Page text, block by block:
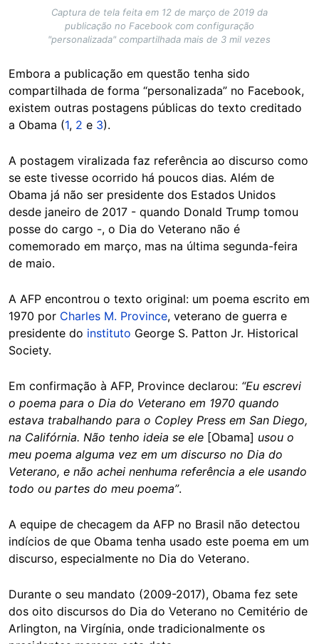
Captura de tela feita em 12 de março de 2019 da
publicação no Facebook com configuração
"personalizada" compartilhada mais de 3 mil vezes
Embora a publicação em questão tenha sido
compartilhada de forma “personalizada” no Facebook,
existem outras postagens públicas do texto creditado
a Obama (1, 2 e 3).
A postagem viralizada faz referência ao discurso como
se este tivesse ocorrido há poucos dias. Além de
Obama já não ser presidente dos Estados Unidos
desde janeiro de 2017 - quando Donald Trump tomou
posse do cargo -, o Dia do Veterano não é
comemorado em março, mas na última segunda-feira
de maio.
A AFP encontrou o texto original: um poema escrito em
1970 por Charles M. Province, veterano de guerra e
presidente do instituto George S. Patton Jr. Historical
Society.
Em confirmação à AFP, Province declarou: “Eu escrevi
o poema para o Dia do Veterano em 1970 quando
estava trabalhando para o Copley Press em San Diego,
na Califórnia. Não tenho ideia se ele [Obama] usou o
meu poema alguma vez em um discurso no Dia do
Veterano, e não achei nenhuma referência a ele usando
todo ou partes do meu poema”.
A equipe de checagem da AFP no Brasil não detectou
indícios de que Obama tenha usado este poema em um
discurso, especialmente no Dia do Veterano.
Durante o seu mandato (2009-2017), Obama fez sete
dos oito discursos do Dia do Veterano no Cemitério de
Arlington, na Virgínia, onde tradicionalmente os